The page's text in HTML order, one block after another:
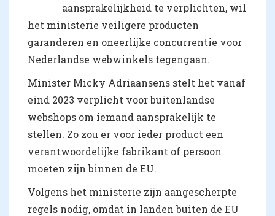
aansprakelijkheid te verplichten, wil
het ministerie veiligere producten
garanderen en oneerlijke concurrentie voor
Nederlandse webwinkels tegengaan.
Minister Micky Adriaansens stelt het vanaf
eind 2023 verplicht voor buitenlandse
webshops om iemand aansprakelijk te
stellen. Zo zou er voor ieder product een
verantwoordelijke fabrikant of persoon
moeten zijn binnen de EU.
Volgens het ministerie zijn aangescherpte
regels nodig, omdat in landen buiten de EU